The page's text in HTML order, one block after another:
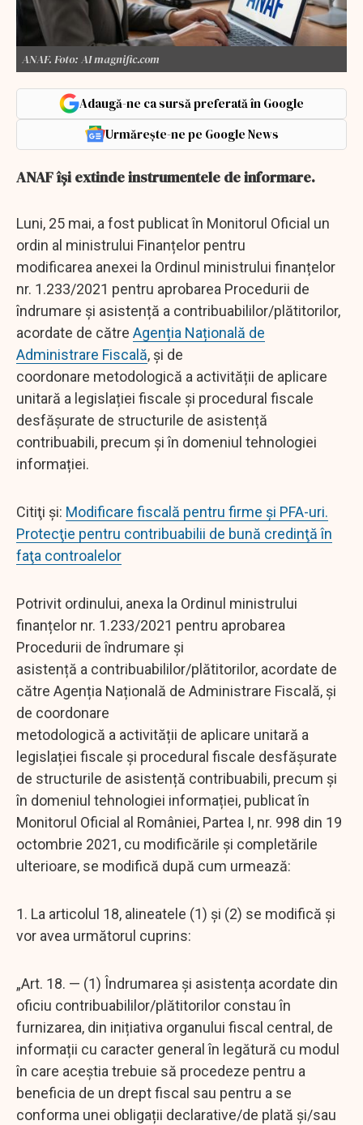
ANAF. Foto: AI magnific.com
Adaugă-ne ca sursă preferată în Google
Urmărește-ne pe Google News
ANAF își extinde instrumentele de informare.
Luni, 25 mai, a fost publicat în Monitorul Oficial un
ordin al ministrului Finanțelor pentru
modificarea anexei la Ordinul ministrului finanțelor
nr. 1.233/2021 pentru aprobarea Procedurii de
îndrumare și asistență a contribuabililor/plătitorilor,
acordate de către Agenția Națională de
Administrare Fiscală, și de
coordonare metodologică a activității de aplicare
unitară a legislației fiscale și procedural fiscale
desfășurate de structurile de asistență
contribuabili, precum și în domeniul tehnologiei
informației.
Citiţi şi: Modificare fiscală pentru firme şi PFA-uri.
Protecţie pentru contribuabilii de bună credinţă în
faţa controalelor
Potrivit ordinului, anexa la Ordinul ministrului
finanțelor nr. 1.233/2021 pentru aprobarea
Procedurii de îndrumare și
asistență a contribuabililor/plătitorilor, acordate de
către Agenția Națională de Administrare Fiscală, și
de coordonare
metodologică a activității de aplicare unitară a
legislației fiscale și procedural fiscale desfășurate
de structurile de asistență contribuabili, precum și
în domeniul tehnologiei informației, publicat în
Monitorul Oficial al României, Partea I, nr. 998 din 19
octombrie 2021, cu modificările și completările
ulterioare, se modifică după cum urmează:
1. La articolul 18, alineatele (1) și (2) se modifică și
vor avea următorul cuprins:
„Art. 18. — (1) Îndrumarea și asistența acordate din
oficiu contribuabililor/plătitorilor constau în
furnizarea, din inițiativa organului fiscal central, de
informații cu caracter general în legătură cu modul
în care aceștia trebuie să procedeze pentru a
beneficia de un drept fiscal sau pentru a se
conforma unei obligații declarative/de plată și/sau